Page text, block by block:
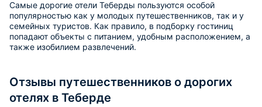
Самые дорогие отели Теберды пользуются особой
популярностью как у молодых путешественников, так и у
семейных туристов. Как правило, в подборку гостиниц
попадают объекты с питанием, удобным расположением, а
также изобилием развлечений.
Отзывы путешественников о дорогих
отелях в Теберде